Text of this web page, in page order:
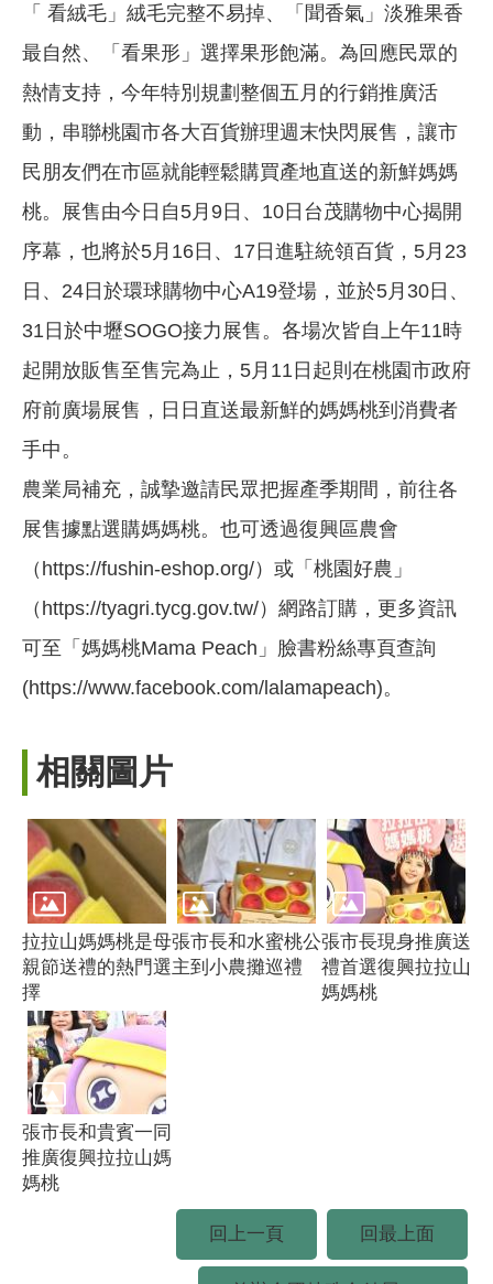
「 看絨毛」絨毛完整不易掉、「聞香氣」淡雅果香
最自然、「看果形」選擇果形飽滿。為回應民眾的
熱情支持，今年特別規劃整個五月的行銷推廣活
動，串聯桃園市各大百貨辦理週末快閃展售，讓市
民朋友們在市區就能輕鬆購買產地直送的新鮮媽媽
桃。展售由今日自5月9日、10日台茂購物中心揭開
序幕，也將於5月16日、17日進駐統領百貨，5月23
日、24日於環球購物中心A19登場，並於5月30日、
31日於中壢SOGO接力展售。各場次皆自上午11時
起開放販售至售完為止，5月11日起則在桃園市政府
府前廣場展售，日日直送最新鮮的媽媽桃到消費者
手中。
農業局補充，誠摯邀請民眾把握產季期間，前往各
展售據點選購媽媽桃。也可透過復興區農會
（https://fushin-eshop.org/）或「桃園好農」
（https://tyagri.tycg.gov.tw/）網路訂購，更多資訊
可至「媽媽桃Mama Peach」臉書粉絲專頁查詢
(https://www.facebook.com/lalamapeach)。
相關圖片
拉拉山媽媽桃是母
親節送禮的熱門選
擇
張市長和水蜜桃公
主到小農攤巡禮
張市長現身推廣送
禮首選復興拉拉山
媽媽桃
張市長和貴賓一同
推廣復興拉拉山媽
媽桃
回上一頁 回最上面